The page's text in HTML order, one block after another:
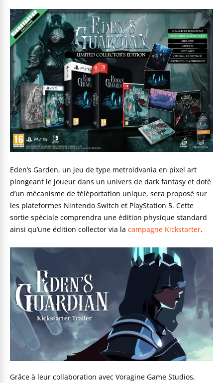
Eden’s Garden, un jeu de type metroidvania en pixel art
plongeant le joueur dans un univers de dark fantasy et doté
d’un mécanisme de téléportation unique, sera proposé sur
les plateformes Nintendo Switch et PlayStation 5. Cette
sortie spéciale comprendra une édition physique standard
ainsi qu’une édition collector via la campagne Kickstarter.
Grâce à leur collaboration avec Voragine Game Studios,